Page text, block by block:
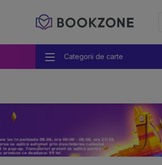
Categorii de carte